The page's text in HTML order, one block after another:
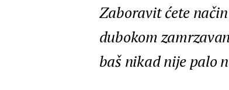
Zaboravit ćete
dubokom
baš nikad nije palo